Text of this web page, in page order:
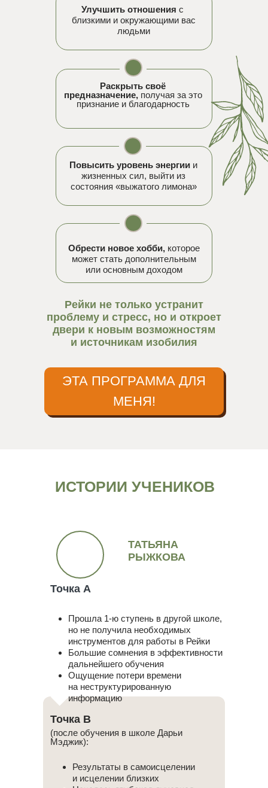
Повысить уровень энергии и
жизненных сил, выйти из
состояния «выжатого лимона»
Рейки не только устранит
проблему и стресс, но и откроет
двери к новым возможностям
и источникам изобилия
Обрести новое хобби, которое
может стать дополнительным
или основным доходом
ЭТА ПРОГРАММА ДЛЯ
МЕНЯ!
Раскрыть своё
предназначение, получая за это
признание и благодарность
Улучшить отношения с
близкими и окружающими вас
людьми
ТАТЬЯНА
РЫЖКОВА
ИСТОРИИ УЧЕНИКОВ
Точка А
Прошла 1-ю ступень в другой школе,
но не получила необходимых
инструментов для работы в Рейки
Большие сомнения в эффективности
дальнейшего обучения
Ощущение потери времени
на неструктурированную
информацию
Точка В
Результаты в самоисцелении
и исцелении близких
(после обучения в школе Дарьи
Мэджик):